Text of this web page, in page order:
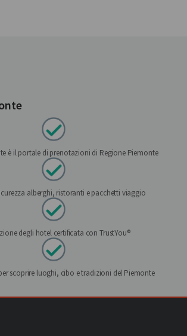
è il portale di prenotazioni di Regione Piemonte
alberghi, ristoranti e pacchetti viaggio
degli hotel certificata con TrustYou®
scoprire luoghi, cibo e tradizioni del Piemonte